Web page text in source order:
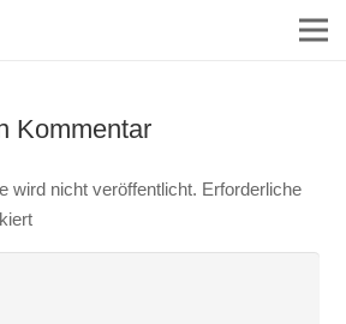
Kommentar
wird nicht veröffentlicht. Erforderliche